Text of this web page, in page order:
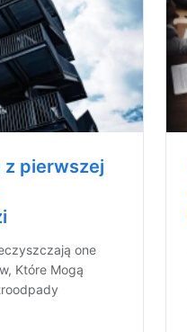
z pierwszej
one
Które Mogą